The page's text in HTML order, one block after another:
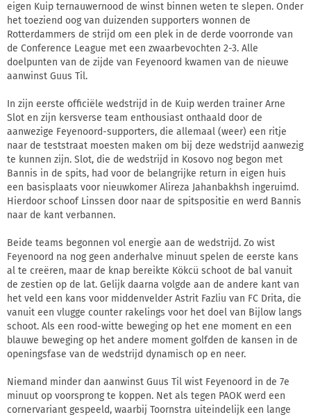
eigen Kuip ternauwernood de winst binnen weten te slepen. Onder
het toeziend oog van duizenden supporters wonnen de
Rotterdammers de strijd om een plek in de derde voorronde van
de Conference League met een zwaarbevochten 2-3. Alle
doelpunten van de zijde van Feyenoord kwamen van de nieuwe
aanwinst Guus Til.
In zijn eerste officiële wedstrijd in de Kuip werden trainer Arne
Slot en zijn kersverse team enthousiast onthaald door de
aanwezige Feyenoord-supporters, die allemaal (weer) een ritje
naar de teststraat moesten maken om bij deze wedstrijd aanwezig
te kunnen zijn. Slot, die de wedstrijd in Kosovo nog begon met
Bannis in de spits, had voor de belangrijke return in eigen huis
een basisplaats voor nieuwkomer Alireza Jahanbakhsh ingeruimd.
Hierdoor schoof Linssen door naar de spitspositie en werd Bannis
naar de kant verbannen.
Beide teams begonnen vol energie aan de wedstrijd. Zo wist
Feyenoord na nog geen anderhalve minuut spelen de eerste kans
al te creëren, maar de knap bereikte Kökcü schoot de bal vanuit
de zestien op de lat. Gelijk daarna volgde aan de andere kant van
het veld een kans voor middenvelder Astrit Fazliu van FC Drita, die
vanuit een vlugge counter rakelings voor het doel van Bijlow langs
schoot. Als een rood-witte beweging op het ene moment en een
blauwe beweging op het andere moment golfden de kansen in de
openingsfase van de wedstrijd dynamisch op en neer.
Niemand minder dan aanwinst Guus Til wist Feyenoord in de 7e
minuut op voorsprong te koppen. Net als tegen PAOK werd een
cornervariant gespeeld, waarbij Toornstra uiteindelijk een lange